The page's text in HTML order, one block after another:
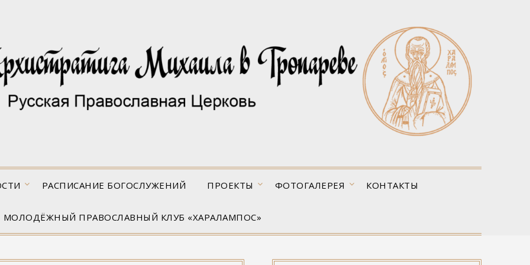
РАСПИСАНИЕ БОГОСЛУЖЕНИЙ ПРОЕКТЫ ФОТОГАЛЕРЕЯ КОНТАКТЫ
МОЛОДЁЖНЫЙ ПРАВОСЛАВНЫЙ КЛУБ «ХАРАЛАМПОС»